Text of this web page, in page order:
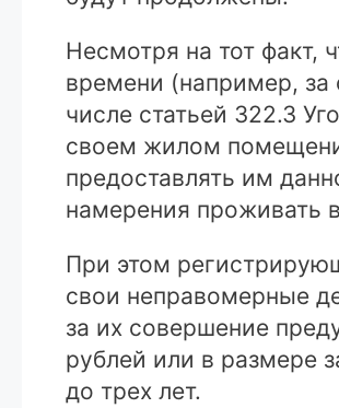
Несмотря на тот факт,
времени (например, за
числе статьей 322.3
своем жилом
предоставлять им
намерения проживать
При этом
свои неправомерные
за их совершение
рублей или в размере
до трех лет.